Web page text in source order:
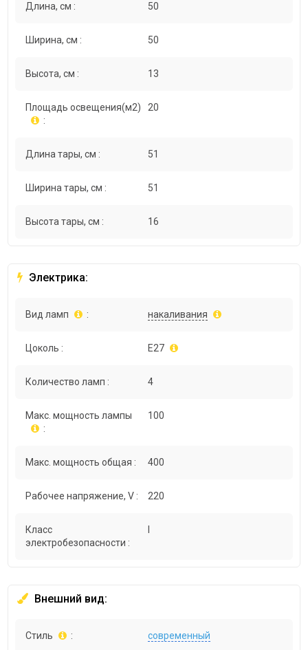
Длина, см : 50
Ширина, см : 50
Высота, см : 13
Площадь освещения(м2)
:
20
Длина тары, см : 51
Ширина тары, см : 51
Высота тары, см : 16
Электрика:
Вид ламп : накаливания
Цоколь : E27
Количество ламп : 4
Макс. мощность лампы
:
100
Макс. мощность общая : 400
Рабочее напряжение, V : 220
Класс
электробезопасности :
Внешний вид:
Стиль : современный